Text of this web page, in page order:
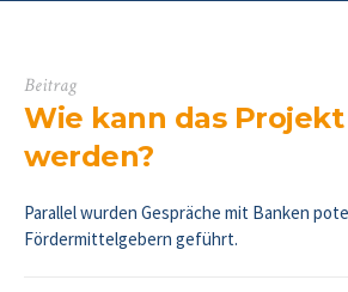
Beitrag
Wie kann das
werden?
Parallel wurden Gespräche mit Banken
Fördermittelgebern geführt.